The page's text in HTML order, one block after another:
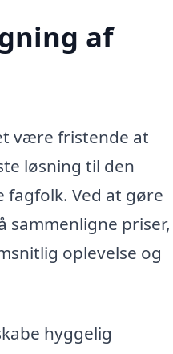
af
være fristende at
løsning til den
Ved at gøre
sammenligne priser,
oplevelse og
hyggelig